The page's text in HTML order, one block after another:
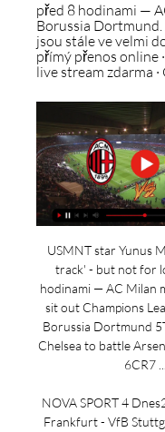
před 8 hodinami —
Borussia Dortmund.
jsou stále ve velmi
přímý přenos online
live stream zdarma ·
USMNT star Yunus
track' - but not for
hodinami — AC Milan
sit out Champions
Borussia Dortmund
Chelsea to battle
6CR7 ...
NOVA SPORT 4
Frankfurt - VfB